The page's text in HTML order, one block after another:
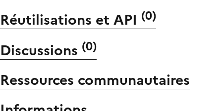
Réutilisations et API (0)
Discussions (0)
Ressources communautaires